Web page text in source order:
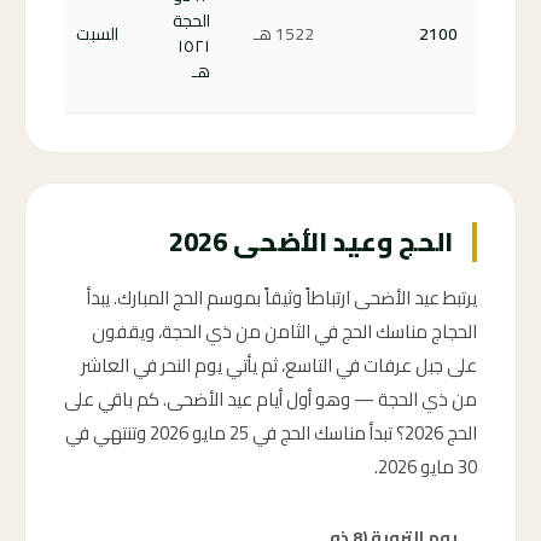
2100
1522هـ
الحجة
١٥٢١
هـ
السبت
الحج وعيد الأضحى 2026
يرتبط عيد الأضحى ارتباطاً وثيقاً بموسم الحج المبارك. يبدأ
الحجاج مناسك الحج في الثامن من ذي الحجة، ويقفون
على جبل عرفات في التاسع، ثم يأتي يوم النحر في العاشر
من ذي الحجة — وهو أول أيام عيد الأضحى. كم باقي على
الحج 2026؟ تبدأ مناسك الحج في 25 مايو 2026 وتنتهي في
30 مايو 2026.